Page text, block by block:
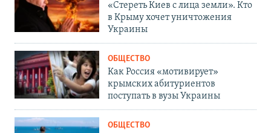
«Стереть Киев с лица земли». Кто
в Крыму хочет уничтожения
Украины
ОБЩЕСТВО
Как Россия «мотивирует»
крымских абитуриентов
поступать в вузы Украины
ОБЩЕСТВО